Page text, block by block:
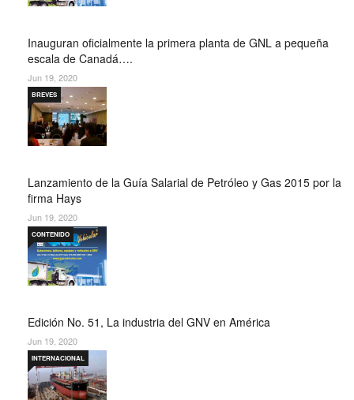
Inauguran oficialmente la primera planta de GNL a pequeña
escala de Canadá….
Jun 19, 2020
Lanzamiento de la Guía Salarial de Petróleo y Gas 2015 por la
firma Hays
BREVES
Jun 19, 2020
Edición No. 51, La industria del GNV en América
CONTENIDO
Jun 19, 2020
INTERNACIONAL